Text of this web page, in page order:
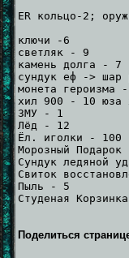
ER кольцо-2;
ключи -6
светляк - 9
камень долга - 7
сундук еф -> шар
монета героизма
хил 900 - 10 юза
ЗМУ - 1
Лёд - 12
Ёл. иголки - 100
Морозный
Сундук ледяной
Свиток
Пыль - 5
Студеная
Поделиться